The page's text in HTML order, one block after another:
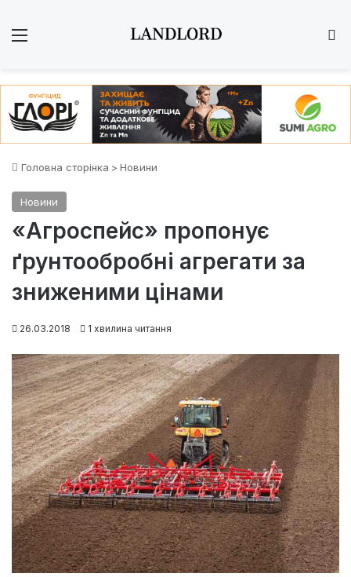
Головна сторінка > Новини
Новини
«Агроспейс» пропонує
ґрунтообробні агрегати за
зниженими цінами
26.03.2018 1 хвилина читання